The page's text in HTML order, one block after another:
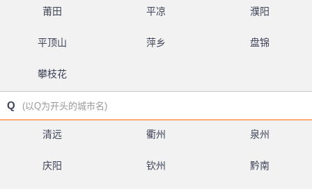
莆田 平凉 濮阳
平顶山 萍乡 盘锦
攀枝花
Q (以Q为开头的城市名)
清远 衢州 泉州
庆阳 钦州 黔南